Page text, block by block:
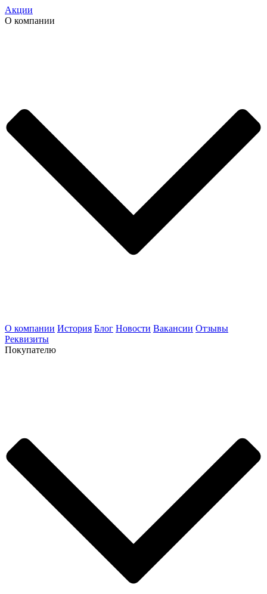
Акции
О компании
О компании История Блог Новости Вакансии Отзывы
Реквизиты
Покупателю